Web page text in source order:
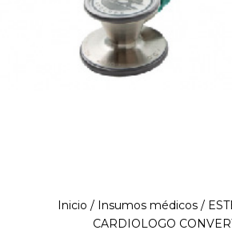
Inicio / Insumos médicos /
CARDIOLOGO